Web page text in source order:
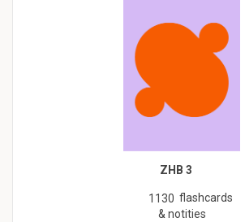
ZHB 3
1130 flashcards
& notities